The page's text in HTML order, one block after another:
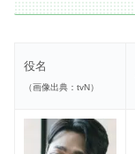
役名
（画像出典：tvN）